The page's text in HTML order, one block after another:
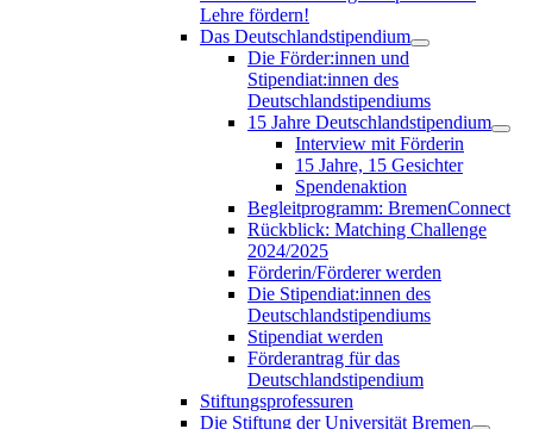
Lehre fördern!
Das Deutschlandstipendium
Die Förder:innen und
Stipendiat:innen des
Deutschlandstipendiums
15 Jahre Deutschlandstipendium
Interview mit Förderin
15 Jahre, 15 Gesichter
Spendenaktion
Begleitprogramm: BremenConnect
Rückblick: Matching Challenge
2024/2025
Förderin/Förderer werden
Die Stipendiat:innen des
Deutschlandstipendiums
Stipendiat werden
Förderantrag für das
Deutschlandstipendium
Stiftungsprofessuren
Die Stiftung der Universität Bremen